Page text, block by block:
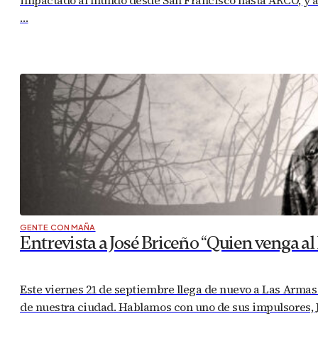
…
GENTE CON MAÑA
Entrevista a José Briceño “Quien venga
Este viernes 21 de septiembre llega de nuevo a Las
de nuestra ciudad. Hablamos con uno de sus